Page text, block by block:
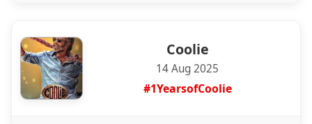
Coolie
14 Aug 2025
#1YearsofCoolie